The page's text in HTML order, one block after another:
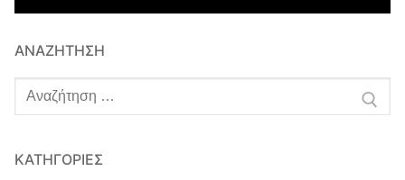
ΑΝΑΖΉΤΗΣΗ
Αναζήτηση
ΚΑΤΗΓΟΡΊΕΣ